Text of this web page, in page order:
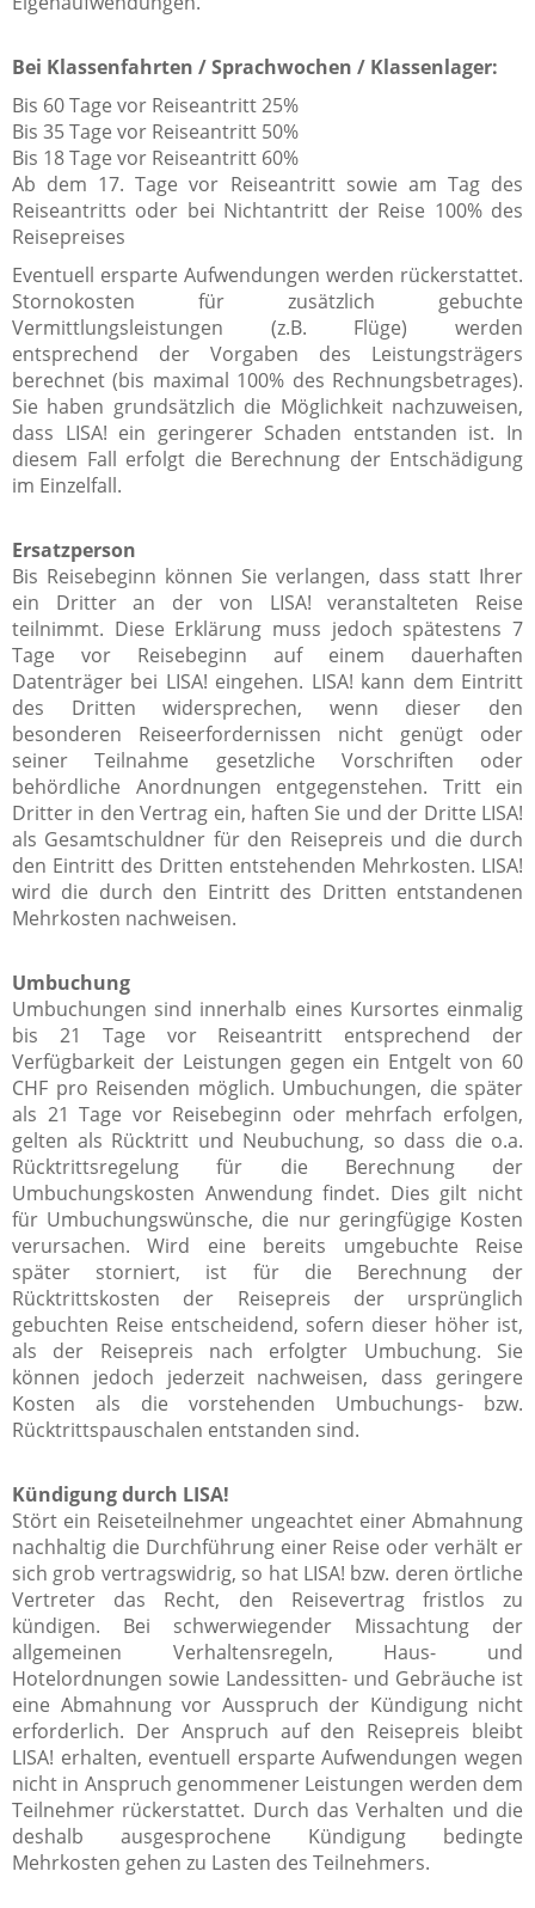
Bei Klassenfahrten / Sprachwochen / Klassenlager:
Bis 60 Tage vor Reiseantritt 25%
Bis 35 Tage vor Reiseantritt 50%
Bis 18 Tage vor Reiseantritt 60%
Ab dem 17. Tage vor Reiseantritt sowie am Tag des
Reiseantritts oder bei Nichtantritt der Reise 100% des
Reisepreises
Eventuell ersparte Aufwendungen werden rückerstattet.
Stornokosten für zusätzlich gebuchte
Vermittlungsleistungen (z.B. Flüge) werden
entsprechend der Vorgaben des Leistungsträgers
berechnet (bis maximal 100% des Rechnungsbetrages).
Sie haben grundsätzlich die Möglichkeit nachzuweisen,
dass LISA! ein geringerer Schaden entstanden ist. In
diesem Fall erfolgt die Berechnung der Entschädigung
im Einzelfall.
Ersatzperson
Bis Reisebeginn können Sie verlangen, dass statt Ihrer
ein Dritter an der von LISA! veranstalteten Reise
teilnimmt. Diese Erklärung muss jedoch spätestens 7
Tage vor Reisebeginn auf einem dauerhaften
Datenträger bei LISA! eingehen. LISA! kann dem Eintritt
des Dritten widersprechen, wenn dieser den
besonderen Reiseerfordernissen nicht genügt oder
seiner Teilnahme gesetzliche Vorschriften oder
behördliche Anordnungen entgegenstehen. Tritt ein
Dritter in den Vertrag ein, haften Sie und der Dritte LISA!
als Gesamtschuldner für den Reisepreis und die durch
den Eintritt des Dritten entstehenden Mehrkosten. LISA!
wird die durch den Eintritt des Dritten entstandenen
Mehrkosten nachweisen.
Umbuchung
Umbuchungen sind innerhalb eines Kursortes einmalig
bis 21 Tage vor Reiseantritt entsprechend der
Verfügbarkeit der Leistungen gegen ein Entgelt von 60
CHF pro Reisenden möglich. Umbuchungen, die später
als 21 Tage vor Reisebeginn oder mehrfach erfolgen,
gelten als Rücktritt und Neubuchung, so dass die o.a.
Rücktrittsregelung für die Berechnung der
Umbuchungskosten Anwendung findet. Dies gilt nicht
für Umbuchungswünsche, die nur geringfügige Kosten
verursachen. Wird eine bereits umgebuchte Reise
später storniert, ist für die Berechnung der
Rücktrittskosten der Reisepreis der ursprünglich
gebuchten Reise entscheidend, sofern dieser höher ist,
als der Reisepreis nach erfolgter Umbuchung. Sie
können jedoch jederzeit nachweisen, dass geringere
Kosten als die vorstehenden Umbuchungs- bzw.
Rücktrittspauschalen entstanden sind.
Kündigung durch LISA!
Stört ein Reiseteilnehmer ungeachtet einer Abmahnung
nachhaltig die Durchführung einer Reise oder verhält er
sich grob vertragswidrig, so hat LISA! bzw. deren örtliche
Vertreter das Recht, den Reisevertrag fristlos zu
kündigen. Bei schwerwiegender Missachtung der
allgemeinen Verhaltensregeln, Haus- und
Hotelordnungen sowie Landessitten- und Gebräuche ist
eine Abmahnung vor Ausspruch der Kündigung nicht
erforderlich. Der Anspruch auf den Reisepreis bleibt
LISA! erhalten, eventuell ersparte Aufwendungen wegen
nicht in Anspruch genommener Leistungen werden dem
Teilnehmer rückerstattet. Durch das Verhalten und die
deshalb ausgesprochene Kündigung bedingte
Mehrkosten gehen zu Lasten des Teilnehmers.